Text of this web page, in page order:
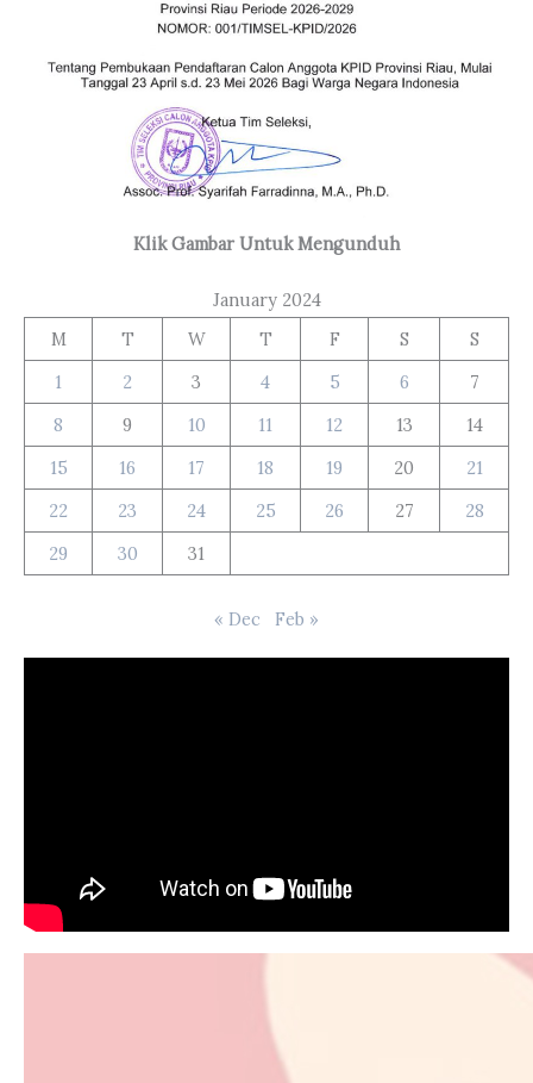
Klik Gambar Untuk Mengunduh
January 2024
M
T W T F S
S
1
2 3 4 5 6
7
8
9 10 11 12 13
14
15
16 17 18 19 20
21
22
23 24 25 26 27
28
29
30 31
« Dec Feb »